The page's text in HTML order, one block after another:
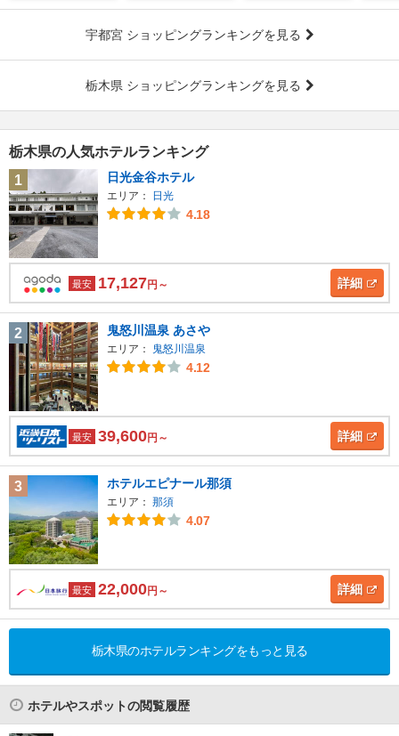
宇都宮 ショッピングランキングを見る
栃木県 ショッピングランキングを見る
栃木県の人気ホテルランキング
1
日光金谷ホテル
エリア： 日光
4.18
最安 17,127円～ 詳細
2 鬼怒川温泉 あさや
エリア： 鬼怒川温泉
4.12
最安 39,600円～ 詳細
3 ホテルエピナール那須
エリア： 那須
4.07
最安 22,000円～ 詳細
栃木県のホテルランキングをもっと見る
ホテルやスポットの閲覧履歴